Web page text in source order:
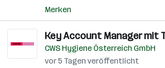
Merken
Key Account Manager mit
CWS Hygiene Österreich GmbH
vor 5 Tagen veröffentlicht